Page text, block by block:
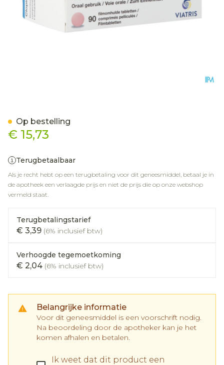
€ 15,73
Terugbetaalbaar
Als je recht hebt op een terugbetaling voor dit geneesmiddel, betaal je in
de apotheek een verlaagde prijs en niet de prijs die op onze webshop
vermeld staat.
Terugbetalingstarief
€ 3,39 (6% inclusief btw)
Verhoogde tegemoetkoming
€ 2,04 (6% inclusief btw)
Belangrijke informatie
Voor dit geneesmiddel is een voorschrift nodig.
Na beoordeling door de apotheker kan je het
komen afhalen en betalen.
Ik weet dat dit product een
Op bestelling